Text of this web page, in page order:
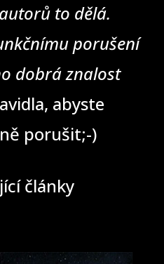
to dělá.
porušení
dobrá znalost
abyste
porušit;-)
články